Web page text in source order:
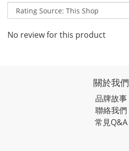
No review for this product
關於我們
品牌故事
聯絡我們
常見Q&A